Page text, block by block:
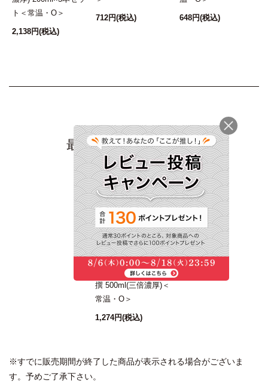
ト＜常温・O＞
2,138円(税込)
712円(税込) 648円(税込)
最近チェックした商品
本枯鰹節つゆの素 特
撰 500ml(三倍濃厚)＜
常温・O＞
1,274円(税込)
※すでに販売期間が終了した商品が表示される場合がございま
す。予めご了承下さい。